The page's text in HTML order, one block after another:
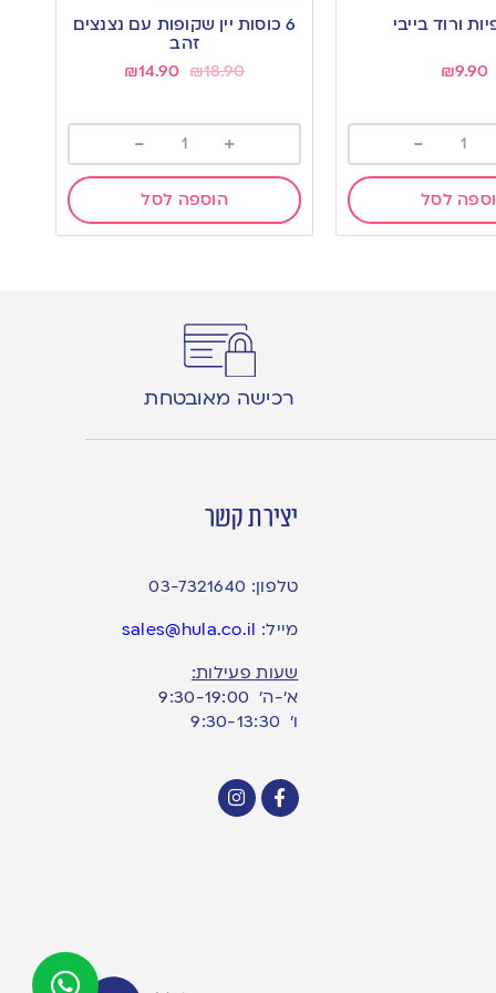
₪9.90
-
לסל
to
6 כוסות יין שקופות עם נצנצים
זהב
₪18.90
₪14.90
+
-
הוספה לסל
רכישה מאובטחת
יצירת קשר
טלפון: 03-7321640
מייל: sales@hula.co.il
שעות פעילות:
א’-ה’ 9:30-19:00
ו׳ 9:30-13:30